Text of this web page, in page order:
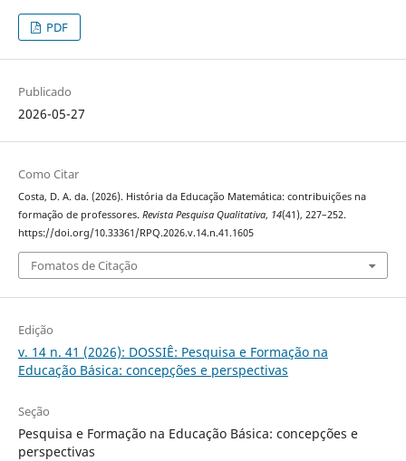
PDF
Publicado
2026-05-27
Como Citar
Costa, D. A. da. (2026). História da Educação Matemática: contribuições na
formação de professores. Revista Pesquisa Qualitativa, 14(41), 227–252.
https://doi.org/10.33361/RPQ.2026.v.14.n.41.1605
Fomatos de Citação
Edição
v. 14 n. 41 (2026): DOSSIÊ: Pesquisa e Formação na
Educação Básica: concepções e perspectivas
Seção
Pesquisa e Formação na Educação Básica: concepções e
perspectivas